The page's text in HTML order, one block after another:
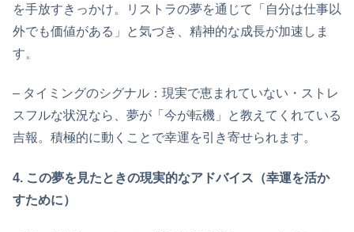
を手放すきっかけ。リストラの夢を通じて「自分は仕事以
外でも価値がある」と気づき、精神的な成長が加速しま
す。
– タイミングのシグナル：現実で恵まれていない・ストレ
スフルな状況なら、夢が「今が転機」と教えてくれている
吉報。積極的に動くことで幸運を引き寄せられます。
4. この夢を見たときの現実的なアドバイス（幸運を活か
すために）